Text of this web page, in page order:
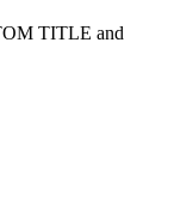
TITLE and